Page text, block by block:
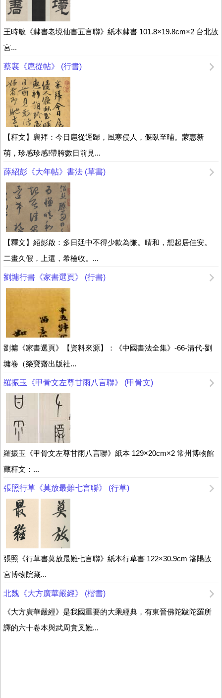
王時敏《隸書老境仙書五言聯》紙本隸書 101.8×19.8cm×2 台北故
宮...
蔡襄《扈從帖》 (行書)
【釋文】襄拜：今日扈從逕歸，風寒侵人，偃臥至晡。蒙惠新
萌，珍感珍感!帶胯數日前見...
薛紹彭《大年帖》書法 (草書)
【釋文】紹彭啟：多日廷中不得少款為慊。晴和，想起居佳安。
二畫久假，上還，希檢收。...
劉墉行書《家書選頁》 (行書)
劉墉《家書選頁》【資料來源】：《中國書法全集》-66-清代-劉
墉卷（榮寶齋出版社...
羅振玉《甲骨文左尊甘雨八言聯》 (甲骨文)
羅振玉《甲骨文左尊甘雨八言聯》紙本 129×20cm×2 常州博物館
藏釋文：...
張照行草《莫放最難七言聯》 (行草)
張照《行草書莫放最難七言聯》紙本行草書 122×30.9cm 瀋陽故
宮博物院藏...
北魏《大方廣華嚴經》 (楷書)
《大方廣華嚴經》是我國重要的大乘經典，有東晉佛陀跋陀羅所
譯的六十卷本與武周實叉難...